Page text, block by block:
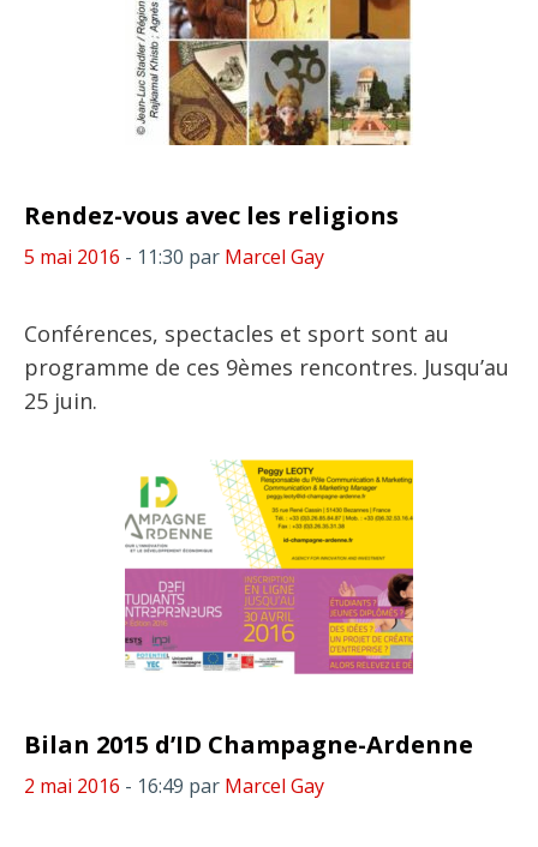
Rendez-vous avec les religions
5 mai 2016 - 11:30 par Marcel Gay
Conférences, spectacles et sport sont au
programme de ces 9èmes rencontres. Jusqu’au
25 juin.
Bilan 2015 d’ID Champagne-Ardenne
2 mai 2016 - 16:49 par Marcel Gay